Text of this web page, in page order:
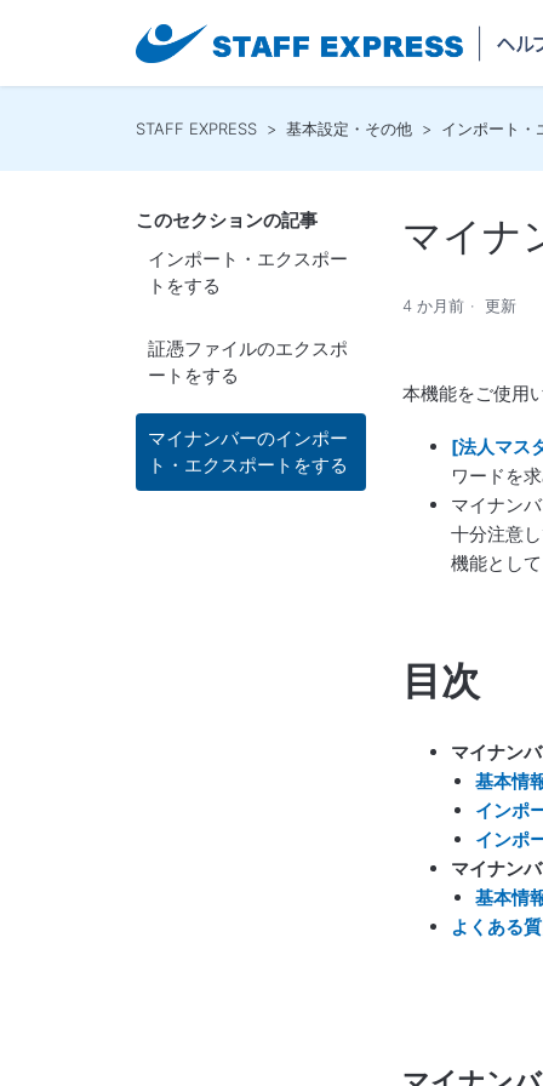
STAFF EXPRESS 基本設定・その他 インポート・
このセクションの記事
インポート・エクスポー
トをする
証憑ファイルのエクスポ
ートをする
マイナンバーのインポー
ト・エクスポートをする
マイナ
4 か月前 更新
本機能をご使用
[法人マス
ワードを
マイナン
十分注意
機能とし
目次
マイナン
基本情
インポ
インポ
マイナン
基本情
よくある